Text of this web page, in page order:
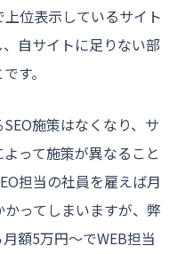
位表示しているサイト
自サイトに足りない部
す。
施策はなくなり、サ
って施策が異なること
担当の社員を雇えば月
ってしまいますが、弊
額5万円〜でWEB担当